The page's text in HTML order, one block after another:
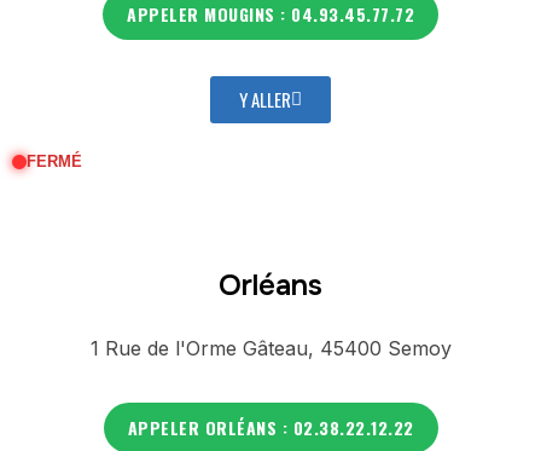
APPELER MOUGINS : 04.93.45.77.72
Y ALLER
FERMÉ
Orléans
1 Rue de l'Orme Gâteau, 45400 Semoy
APPELER ORLÉANS : 02.38.22.12.22